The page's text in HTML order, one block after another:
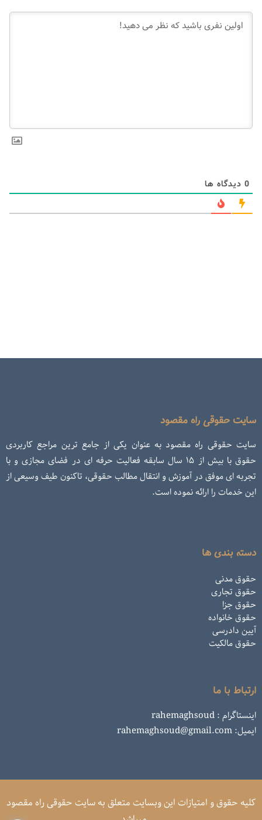
0 دیدگاه ها
سایت حقوقی راه مقصود
سایت حقوقی راه مقصود به عنوان یکی از جامع ترین مراجع کاربردی
حقوق با بیش از ۱۵ سال سابقه فعالیت حرفه ای در فضای مجازی و با
تجربه ای موفق در آموزش و انتقال مطالب حقوقی، تاکنون طیف وسیعی از
این خدمات را ارائه نموده است.
دسته بندی ها
حقوق مدنی
حقوق تجاری
حقوق جزا
حقوق خانواده
آیین دادرسی
حقوق مالکیت
ارتباط با ما
اینستاگرام : rahemaghsoud
ایمیل: rahemaghsoud@gmail.com
کلیه حقوق و امتیازات این وبسایت متعلق به سایت حقوقی راه مقصود